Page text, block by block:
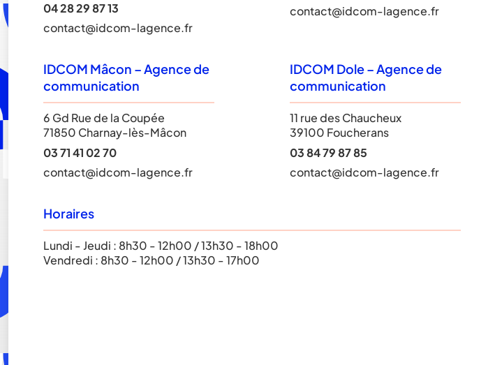
04 28 29 87 13
contact@idcom-lagence.fr
contact@idcom-lagence.fr
IDCOM Mâcon – Agence de
communication
6 Gd Rue de la Coupée
71850 Charnay-lès-Mâcon
03 71 41 02 70
contact@idcom-lagence.fr
IDCOM Dole – Agence de
communication
11 rue des Chaucheux
39100 Foucherans
03 84 79 87 85
contact@idcom-lagence.fr
Horaires
Lundi - Jeudi : 8h30 - 12h00 / 13h30 - 18h00
Vendredi : 8h30 - 12h00 / 13h30 - 17h00